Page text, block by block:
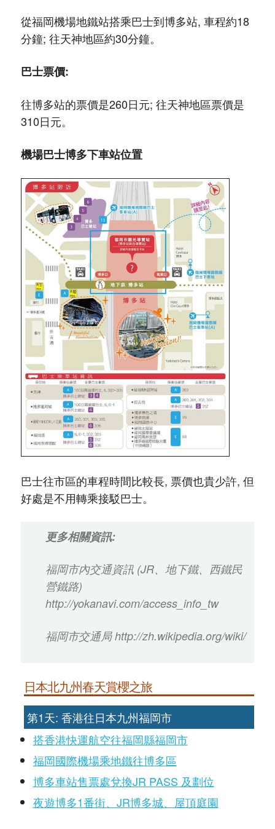
從福岡機場地鐵站搭乘巴士到博多站, 車程約18
分鐘; 往天神地區約30分鐘。
巴士票價:
往博多站的票價是260日元; 往天神地區票價是
310日元。
機場巴士博多下車站位置
巴士往市區的車程時間比較長, 票價也貴少許, 但
好處是不用轉乘接駁巴士。
更多相關資訊:
福岡市內交通資訊 (JR、地下鐵、西鐵民
營鐵路)
http://yokanavi.com/access_info_tw
福岡市交通局 http://zh.wikipedia.org/wiki/
日本北九州春天賞櫻之旅
第1天: 香港往日本九州福岡市
搭香港快運航空往福岡縣福岡市
福岡國際機場乘地鐵往博多區
博多車站售票處兌換JR PASS 及劃位
夜遊博多1番街、JR博多城、屋頂庭園